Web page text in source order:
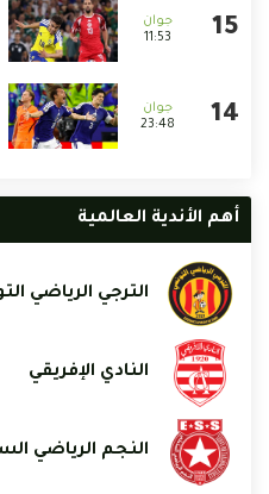
11:53
23:48
أهم الأندية العالمية
الترجي الرياضي
النادي الإفريقي
النجم الرياضي